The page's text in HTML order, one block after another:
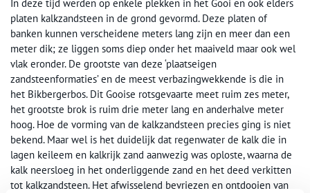
In deze tijd werden op enkele plekken in het Gooi en ook elders
platen kalkzandsteen in de grond gevormd. Deze platen of
banken kunnen verscheidene meters lang zijn en meer dan een
meter dik; ze liggen soms diep onder het maaiveld maar ook wel
vlak eronder. De grootste van deze ‘plaatseigen
zandsteenformaties’ en de meest verbazingwekkende is die in
het Bikbergerbos. Dit Gooise rotsgevaarte meet ruim zes meter,
het grootste brok is ruim drie meter lang en anderhalve meter
hoog. Hoe de vorming van de kalkzandsteen precies ging is niet
bekend. Maar wel is het duidelijk dat regenwater de kalk die in
lagen keileem en kalkrijk zand aanwezig was oploste, waarna de
kalk neersloeg in het onderliggende zand en het deed verkitten
tot kalkzandsteen. Het afwisselend bevriezen en ontdooien van